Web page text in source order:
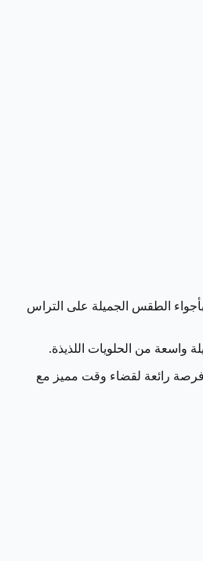
الطقس الجميلة على التراس
واسعة من الحلويات اللذيذة.
فرصة رائعة لقضاء وقت مميز مع